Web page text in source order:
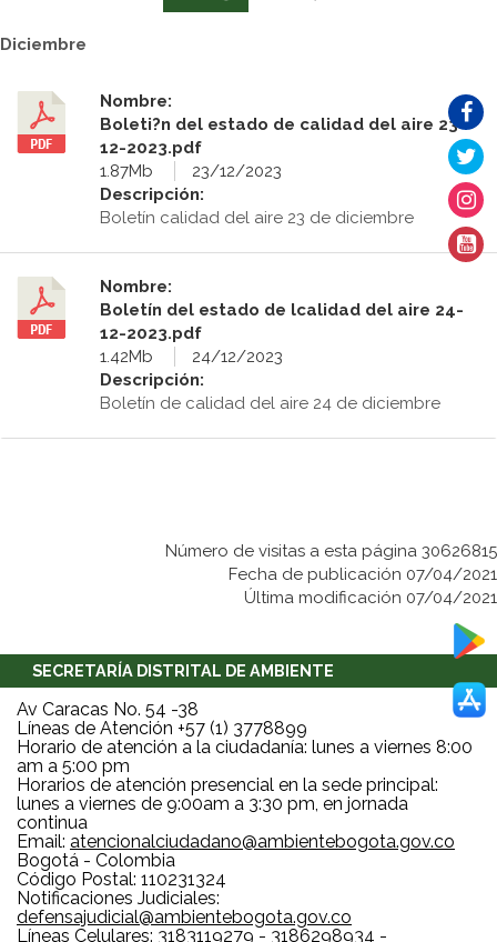
Diciembre
Nombre:
Boleti?n del estado de calidad del aire 23-
12-2023.pdf
1.87Mb
23/12/2023
Descripción:
Boletín calidad del aire 23 de diciembre
Nombre:
Boletín del estado de lcalidad del aire 24-
12-2023.pdf
1.42Mb
24/12/2023
Descripción:
Boletín de calidad del aire 24 de diciembre
Número de visitas a esta página 30626815
Fecha de publicación 07/04/2021
Última modificación 07/04/2021
SECRETARÍA DISTRITAL DE AMBIENTE
Av Caracas No. 54 -38
Líneas de Atención +57 (1) 3778899
Horario de atención a la ciudadanía: lunes a viernes 8:00
am a 5:00 pm
Horarios de atención presencial en la sede principal:
lunes a viernes de 9:00am a 3:30 pm, en jornada
continua
Email: atencionalciudadano@ambientebogota.gov.co
Bogotá - Colombia
Código Postal: 110231324
Notificaciones Judiciales:
defensajudicial@ambientebogota.gov.co
Líneas Celulares: 3183119279 - 3186298934 -